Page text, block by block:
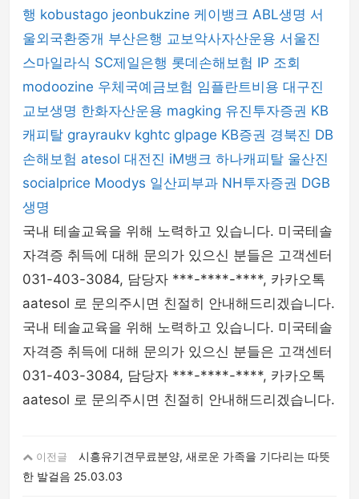
행 kobustago jeonbukzine 케이뱅크 ABL생명 서
울외국환중개 부산은행 교보악사자산운용 서울진
스마일라식 SC제일은행 롯데손해보험 IP 조회
modoozine 우체국예금보험 임플란트비용 대구진
교보생명 한화자산운용 magking 유진투자증권 KB
캐피탈 grayraukv kghtc glpage KB증권 경북진 DB
손해보험 atesol 대전진 iM뱅크 하나캐피탈 울산진
socialprice Moodys 일산피부과 NH투자증권 DGB
생명
국내 테솔교육을 위해 노력하고 있습니다. 미국테솔
자격증 취득에 대해 문의가 있으신 분들은 고객센터
031-403-3084, 담당자 ***-****-****, 카카오톡
aatesol 로 문의주시면 친절히 안내해드리겠습니다.
국내 테솔교육을 위해 노력하고 있습니다. 미국테솔
자격증 취득에 대해 문의가 있으신 분들은 고객센터
031-403-3084, 담당자 ***-****-****, 카카오톡
aatesol 로 문의주시면 친절히 안내해드리겠습니다.
이전글
시흥유기견무료분양, 새로운 가족을 기다리는 따뜻
한 발걸음 25.03.03